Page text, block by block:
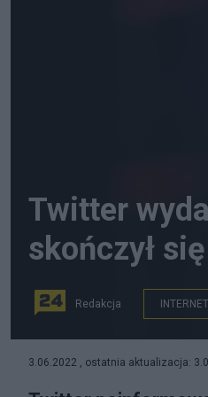
Muska o wartości 44
Twitter
skończył
Redakcja INTERNET
3.06.2022 , ostatnia aktualizacja: